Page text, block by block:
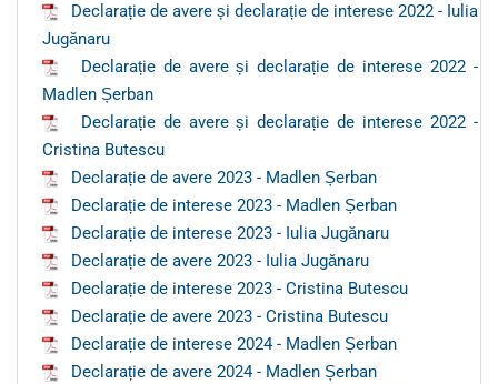
Declarație de avere și declarație de interese 2022 - Iulia
Jugănaru
Declarație de avere și declarație de interese 2022 -
Madlen Șerban
Declarație de avere și declarație de interese 2022 -
Cristina Butescu
Declarație de avere 2023 - Madlen Șerban
Declarație de interese 2023 - Madlen Șerban
Declarație de interese 2023 - Iulia Jugănaru
Declarație de avere 2023 - Iulia Jugănaru
Declarație de interese 2023 - Cristina Butescu
Declarație de avere 2023 - Cristina Butescu
Declarație de interese 2024 - Madlen Șerban
Declarație de avere 2024 - Madlen Șerban